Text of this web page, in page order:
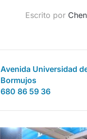
Escrito por
Avenida Universidad
Bormujos
680 86 59 36